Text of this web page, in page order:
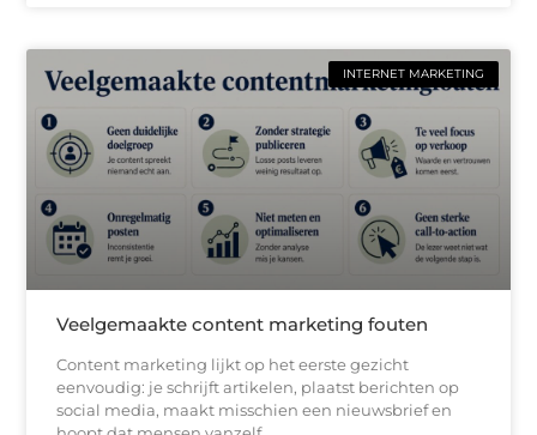
INTERNET MARKETING
Veelgemaakte content marketing fouten
Content marketing lijkt op het eerste gezicht
eenvoudig: je schrijft artikelen, plaatst berichten op
social media, maakt misschien een nieuwsbrief en